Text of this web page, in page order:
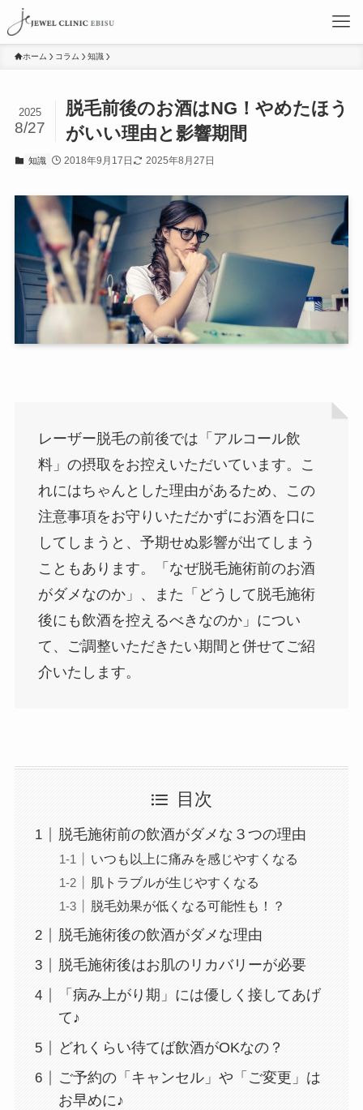
ホーム コラム 知識
脱毛前後のお酒はNG！やめたほう
がいい理由と影響期間
2025
8/27
知識 2018年9月17日 2025年8月27日
レーザー脱毛の前後では「アルコール飲
料」の摂取をお控えいただいています。こ
れにはちゃんとした理由があるため、この
注意事項をお守りいただかずにお酒を口に
してしまうと、予期せぬ影響が出てしまう
こともあります。「なぜ脱毛施術前のお酒
がダメなのか」、また「どうして脱毛施術
後にも飲酒を控えるべきなのか」につい
て、ご調整いただきたい期間と併せてご紹
介いたします。
目次
脱毛施術前の飲酒がダメな３つの理由
いつも以上に痛みを感じやすくなる
肌トラブルが生じやすくなる
脱毛効果が低くなる可能性も！？
脱毛施術後の飲酒がダメな理由
脱毛施術後はお肌のリカバリーが必要
「病み上がり期」には優しく接してあげ
て♪
どれくらい待てば飲酒がOKなの？
ご予約の「キャンセル」や「ご変更」は
お早めに♪